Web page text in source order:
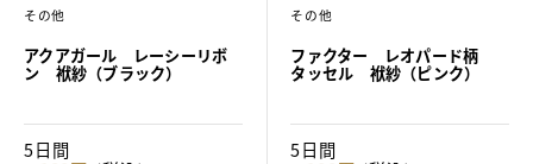
その他
アクアガール レーシーリボ
ン 袱紗（ブラック）
5日間
その他
ファクター レオパード柄
タッセル 袱紗（ピンク）
5日間